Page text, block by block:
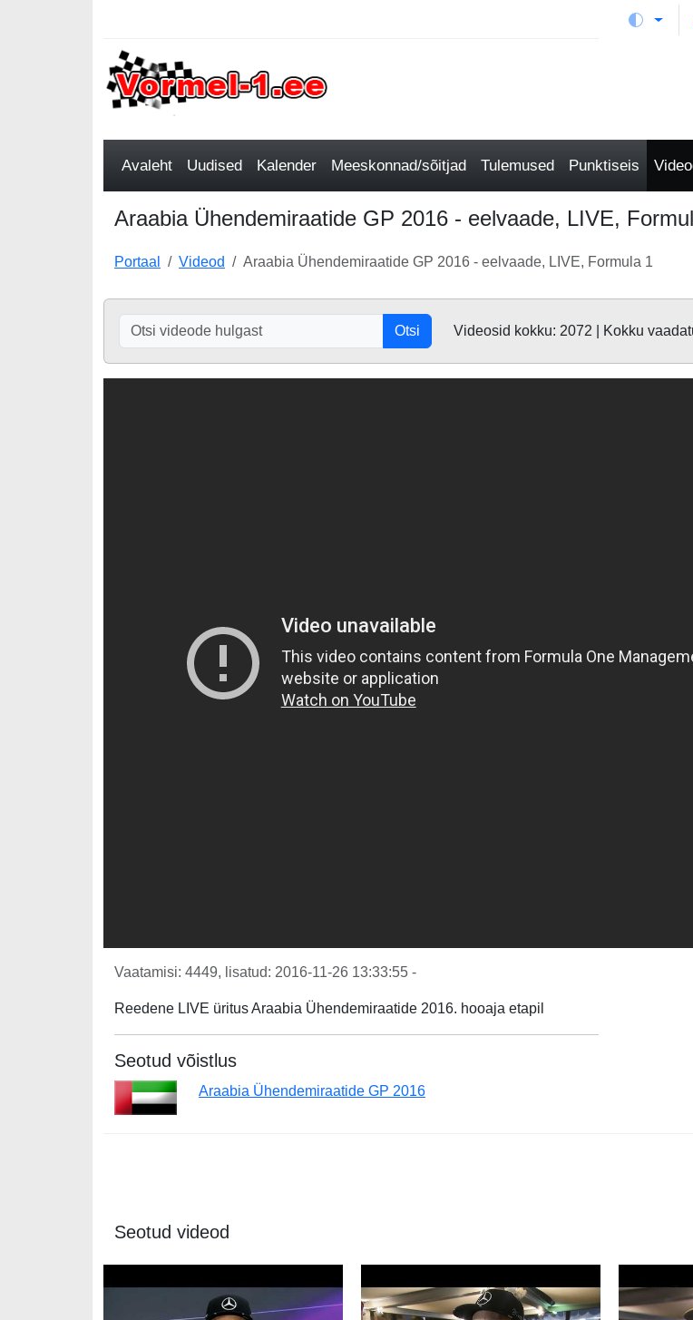
Avaleht Uudised Kalender Meeskonnad/sõitjad Tulemused Punktiseis
Araabia Ühendemiraatide GP 2016 - eelvaade, LIVE,
Portaal Videod Araabia Ühendemiraatide GP 2016 - eelvaade, LIVE, Formula 1
Otsi Videosid kokku: 2072 | Kokku
Vaatamisi: 4449, lisatud: 2016-11-26 13:33:55 -
Reedene LIVE üritus Araabia Ühendemiraatide 2016. hooaja etapil
Seotud võistlus
Araabia Ühendemiraatide GP 2016
Seotud videod